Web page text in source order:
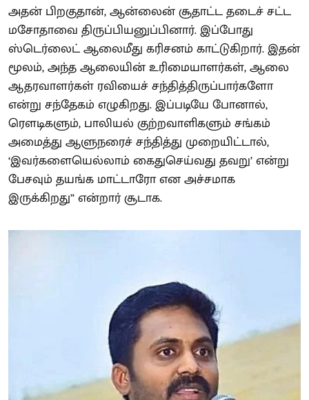
அதன் பிறகுதான், ஆன்லைன் சூதாட்ட தடைச் சட்ட
மசோதாவை திருப்பியனுப்பினார். இப்போது
ஸ்டெர்லைட் ஆலைமீது கரிசனம் காட்டுகிறார். இதன்
மூலம், அந்த ஆலையின் உரிமையாளர்கள், ஆலை
ஆதரவாளர்கள் ரவியைச் சந்தித்திருப்பார்களோ
என்று சந்தேகம் எழுகிறது. இப்படியே போனால்,
ரௌடிகளும், பாலியல் குற்றவாளிகளும் சங்கம்
அமைத்து ஆளுநரைச் சந்தித்து முறையிட்டால்,
‘இவர்களையெல்லாம் கைதுசெய்வது தவறு’ என்று
பேசவும் தயங்க மாட்டாரோ என அச்சமாக
இருக்கிறது” என்றார் சூடாக.